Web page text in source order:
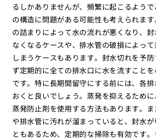
るしかありませんが、頻繁に起こるよう
の構造に問題がある可能性も考えられま
の詰まりによって水の流れが悪くなり、
なくなるケースや、排水管の破損によっ
しまうケースもあります。封水切れを予
ず定期的に全ての排水口に水を流すこと
です。特に長期間留守にする前には、各
おくと良いでしょう。蒸発を抑えるため
蒸発防止剤を使用する方法もあります。
や排水管に汚れが溜まっていると、封水
ともあるため、定期的な掃除も有効です